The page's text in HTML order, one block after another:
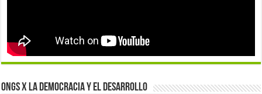
ONGs x la democracia y el desarrollo